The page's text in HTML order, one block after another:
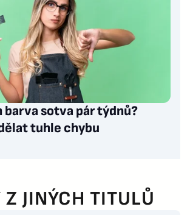
barva sotva pár týdnů?
tuhle chybu
JINÝCH TITULŮ